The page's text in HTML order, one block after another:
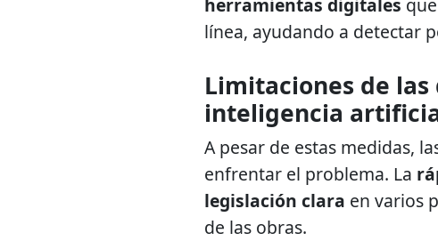
herramientas digitales
línea, ayudando a detectar
Limitaciones de
inteligencia
A pesar de estas medidas,
enfrentar el problema. La
legislación clara en varios
de las obras.